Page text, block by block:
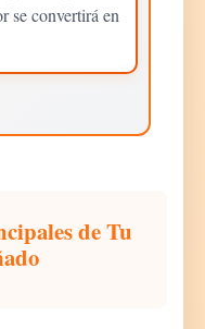
se convertirá en
de Tu